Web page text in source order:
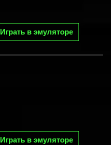
Играть в эмуляторе
Играть в эмуляторе